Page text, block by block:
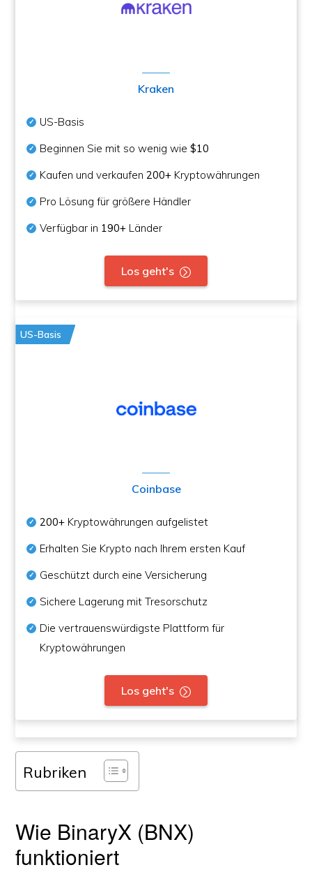
Kraken
US-Basis
Beginnen Sie mit so wenig wie$10
Kaufen und verkaufen200+ Kryptowährungen
Pro Lösung für größere Händler
Verfügbar in 190+ Länder
Los geht's
US-Basis
Coinbase
200+ Kryptowährungen aufgelistet
Erhalten Sie Krypto nach Ihrem ersten Kauf
Geschützt durch eine Versicherung
Sichere Lagerung mit Tresorschutz
Die vertrauenswürdigste Plattform für
Kryptowährungen
Los geht's
Rubriken
Wie BinaryX (BNX)
funktioniert